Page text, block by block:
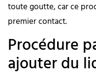
toute goutte, car ce
premier contact.
Procédure
ajouter du